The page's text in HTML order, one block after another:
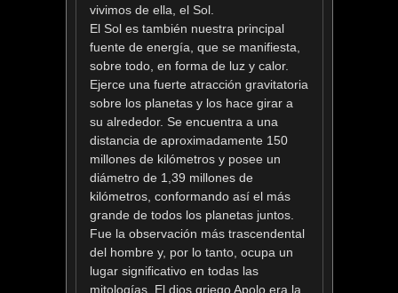
vivimos de ella, el Sol.
El Sol es también nuestra principal
fuente de energía, que se manifiesta,
sobre todo, en forma de luz y calor.
Ejerce una fuerte atracción gravitatoria
sobre los planetas y los hace girar a
su alrededor. Se encuentra a una
distancia de aproximadamente 150
millones de kilómetros y posee un
diámetro de 1,39 millones de
kilómetros, conformando así el más
grande de todos los planetas juntos.
Fue la observación más trascendental
del hombre y, por lo tanto, ocupa un
lugar significativo en todas las
mitologías. El dios griego Apolo era la